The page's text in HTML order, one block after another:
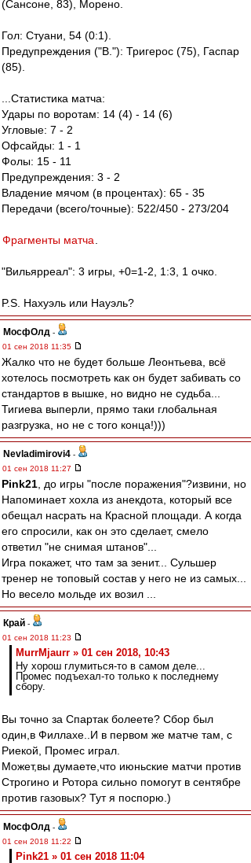
(Сансоне, 83), Морено.
Гол: Стуани, 54 (0:1).
Предупреждения ("В."): Тригерос (75), Гаспар
(85).
...Статистика матча:
Удары по воротам: 14 (4) - 14 (6)
Угловые: 7 - 2
Офсайды: 1 - 1
Фолы: 15 - 11
Предупреждения: 3 - 2
Владение мячом (в процентах): 65 - 35
Передачи (всего/точные): 522/450 - 273/204
Фрагменты матча
"Вильярреал": 3 игры, +0=1-2, 1:3, 1 очко.
P.S. Нахуэль или Науэль?
МосфОлд -
01 сен 2018 11:35
Жалко что не будет больше Леонтьева, всё
хотелось посмотреть как он будет забивать со
стандартов в вышке, но видно не судьба...
Тигиева выперли, прямо таки глобальная
разгрузка, но не с того конца!)))
Nevladimirovi4 -
01 сен 2018 11:27
Pink21 , до игры "после поражения"?извини, но
Напоминает хохла из анекдота, который все
обещал насрать на Красной площади. А когда
его спросили, как он это сделает, смело
ответил "не снимая штанов"...
Игра покажет, что там за зенит... Сульшер
тренер не топовый состав у него не из самых...
Но весело мольде их возил ...
Край -
01 сен 2018 11:23
MurrMjaurr » 01 сен 2018, 10:43
Ну хорош глумиться-то в самом деле...
Промес подъехал-то только к последнему
сбору.
Вы точно за Спартак болеете? Сбор был
один,в Филлахе..И в первом же матче там, с
Риекой, Промес играл.
Может,вы думаете,что июньские матчи против
Строгино и Ротора сильно помогут в сентябре
против газовых? Тут я поспорю.)
МосфОлд -
01 сен 2018 11:22
Pink21 » 01 сен 2018 11:04